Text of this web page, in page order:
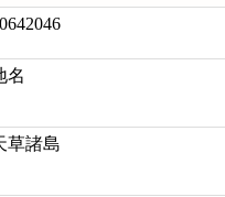
名
草諸島